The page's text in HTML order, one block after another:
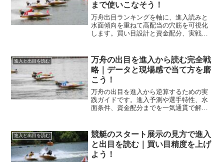
まで使いこなそう！
万舟出目ランキングを軸に、進入読みと
水面傾向を重ねて高配当の穴筋を可視化
します。買い目設計と資金配分、実戦ル
クリスト付き。
進入と出目を読む
万舟の出目を進入から読む完全戦
略｜データと現場感で当て方を磨
こう！
万舟の出目を進入から逆算するための実
践ガイドです。進入予測や選手特性、水
面条件、資金配分までを一気通貫で解説
進入と出目を読む
競艇のスタート展示の見方で進入
と出目を読む｜買い目精度を上げ
よう！